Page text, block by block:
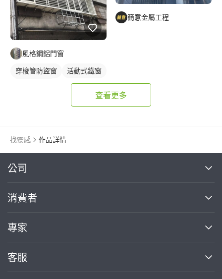
風格鋼鋁門窗
穿梭管防盜窗
活動式鐵窗
簡意金屬工程
查看更多
找靈感 作品詳情
公司
關於我們
部落格
加入我們
消費者
買服務
熱門服務
專家
案件中心
客服
繼續完成